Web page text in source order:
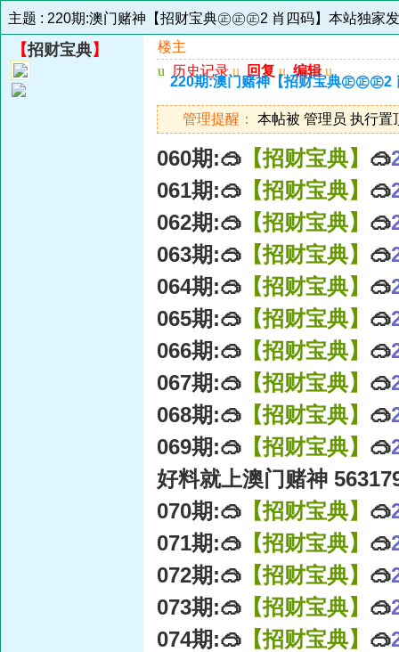
主题 : 220期:澳门赌神【招财宝典㊣㊣㊣2 肖四码】本站独家
【招财宝典】
楼主
u
历史记录 u 回复 u 编辑 u
220期:澳门赌神【招财宝典㊣㊣㊣2
管理提醒： 本帖被 管理员 执行置
060期:🥽 【招财宝典】 🥽
061期:🥽 【招财宝典】 🥽
062期:🥽 【招财宝典】 🥽
063期:🥽 【招财宝典】 🥽
064期:🥽 【招财宝典】 🥽
065期:🥽 【招财宝典】 🥽
066期:🥽 【招财宝典】 🥽
067期:🥽 【招财宝典】 🥽
068期:🥽 【招财宝典】 🥽
069期:🥽 【招财宝典】 🥽
好料就上澳门赌神
070期:🥽 【招财宝典】 🥽
071期:🥽 【招财宝典】 🥽
072期:🥽 【招财宝典】 🥽
073期:🥽 【招财宝典】 🥽
074期:🥽 【招财宝典】 🥽